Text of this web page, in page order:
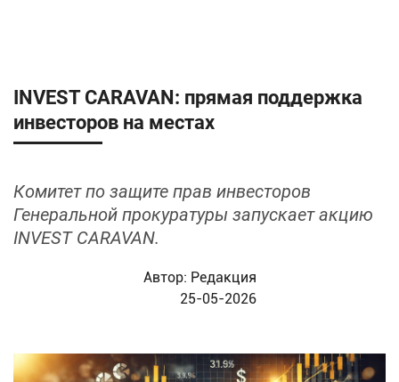
INVEST CARAVAN: прямая поддержка
инвесторов на местах
Комитет по защите прав инвесторов
Генеральной прокуратуры запускает акцию
INVEST CARAVAN.
Автор: Редакция
25-05-2026